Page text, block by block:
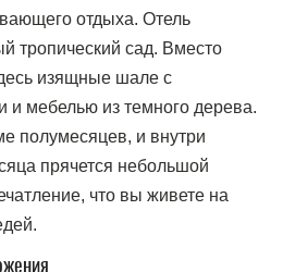
отдыха. Отель
тропический сад. Вместо
изящные шале с
мебелью из темного дерева.
полумесяцев, и внутри
прячется небольшой
что вы живете на